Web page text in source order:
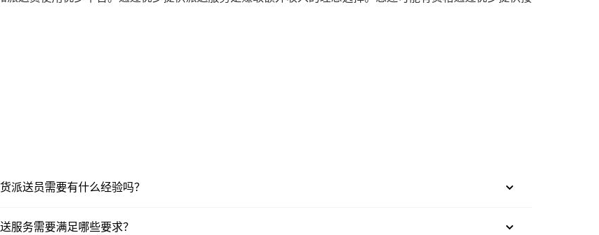
派送员需要有什么经验吗？
服务需要满足哪些要求？